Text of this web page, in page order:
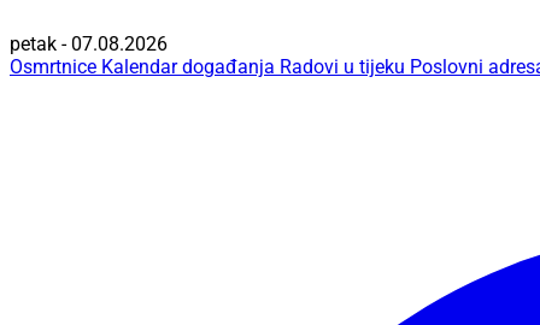
petak - 07.08.2026
Osmrtnice Kalendar događanja Radovi u tijeku Poslovni